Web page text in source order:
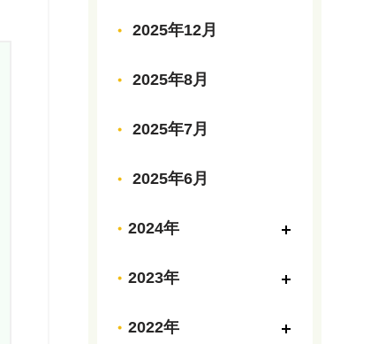
2025年12月
2025年8月
2025年7月
2025年6月
2024年
2023年
2022年